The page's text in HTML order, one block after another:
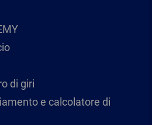
di giri
e calcolatore di